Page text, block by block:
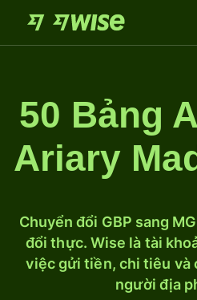
50 Bảng
Ariary
Chuyển đổi GBP sang
đổi thực. Wise là tài
việc gửi tiền, chi tiêu và
người địa